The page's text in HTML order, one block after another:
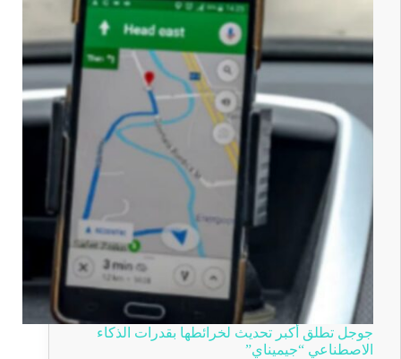
جوجل تطلق أكبر تحديث لخرائطها بقدرات الذكاء
الاصطناعي “جيميناي”